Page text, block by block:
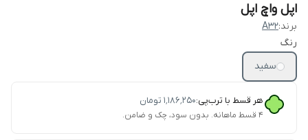
اپل واچ اپل
برند:A32
رنگ
سفید
هر قسط با ترب‌پی:۱٬۱۸۶٬۲۵۰ تومان
۴ قسط ماهانه. بدون سود، چک و ضامن.